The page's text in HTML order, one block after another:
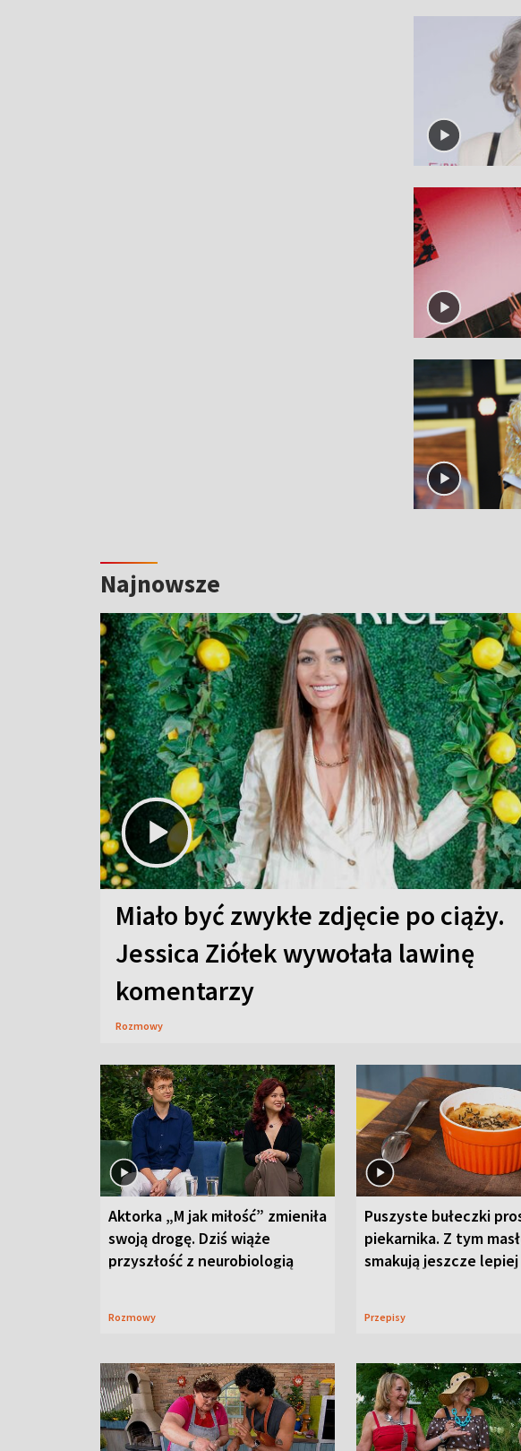
Najnowsze
Miało być zwykłe zdjęcie po ciąży.
Jessica Ziółek wywołała lawinę
komentarzy
Rozmowy
Aktorka „M jak miłość” zmieniła
swoją drogę. Dziś wiąże
przyszłość z neurobiologią
Rozmowy
Puszyste bułeczki
piekarnika. Z tym
smakują jeszcze lepiej
Przepisy